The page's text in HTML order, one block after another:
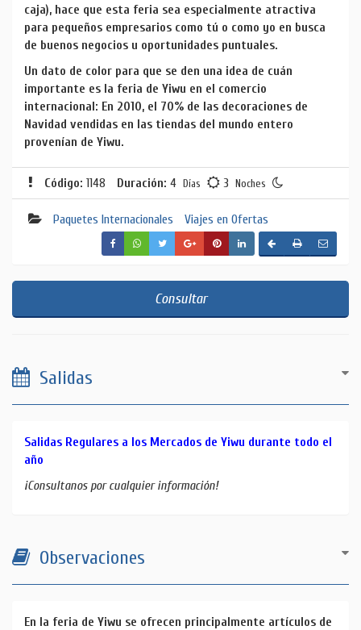
caja), hace que esta feria sea especialmente atractiva
para pequeños empresarios como tú o como yo en busca
de buenos negocios u oportunidades puntuales.
Un dato de color para que se den una idea de cuán
importante es la feria de Yiwu en el comercio
internacional: En 2010, el 70% de las decoraciones de
Navidad vendidas en las tiendas del mundo entero
provenían de Yiwu.
Código: 1148 Duración: 4 Días 3 Noches
Paquetes Internacionales Viajes en Ofertas
Consultar
Salidas
Salidas Regulares a los Mercados de Yiwu durante todo el
año
¡Consultanos por cualquier información!
Observaciones
En la feria de Yiwu se ofrecen principalmente artículos de